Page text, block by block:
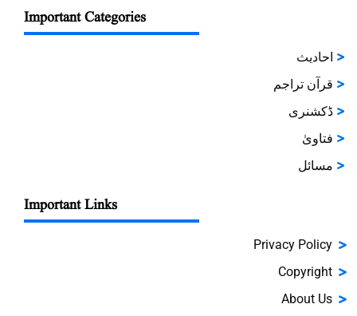
Important Categories
احادیث
قرآن تراجم
ڈکشنری
فتاویٰ
مسائل
Important Links
Privacy Policy
Copyright
About Us